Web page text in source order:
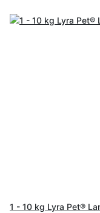
1 - 10 kg Lyra Pet®